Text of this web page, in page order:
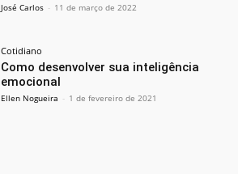
José Carlos - 11 de março de 2022
Cotidiano
Como desenvolver sua inteligência
emocional
Ellen Nogueira - 1 de fevereiro de 2021